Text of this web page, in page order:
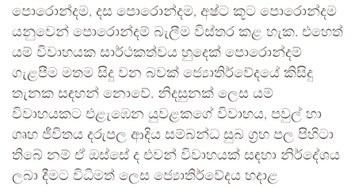
පොරොන්දම, දස පොරොන්දම, අෂ්ට කූට පොරොන්දම
යනුවෙන් පොරොන්දම් බැලීම විස්තර කළ හැක. එහෙත්
යම් විවාහයක සාර්ථකත්වය හුදෙක් පොරොන්දම්
ගැළපීම මතම සිදු වන බවක් ජ්‍යොතිර්වේදයේ කිසිදු
තැනක සඳහන් නොවේ. නිදසුනක් ලෙස යම්
විවාහයකට එළැඹෙන යුවළකගේ විවාහය, පවුල් හා
ගෘහ ජීවිතය දරුපල ආදිය සම්බන්ධ සුබ ග්‍රහ පල පිහිටා
තිබේ නම් ඒ ඔස්සේ ද එවන් විවාහයක් සඳහා නිර්දේශය
ලබා දීමට විධිමත් ලෙස ජ්‍යොතිර්වේදය හදාළ